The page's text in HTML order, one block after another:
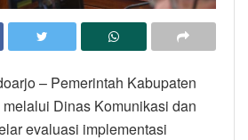
– Pemerintah Kabupaten
Dinas Komunikasi dan
evaluasi implementasi